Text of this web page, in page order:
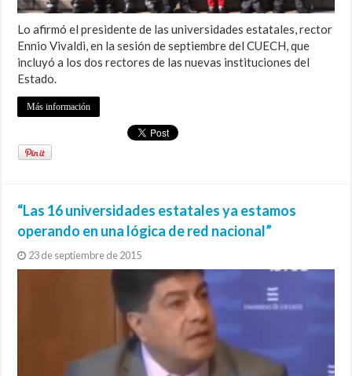
Lo afirmó el presidente de las universidades estatales, rector
Ennio Vivaldi, en la sesión de septiembre del CUECH, que
incluyó a los dos rectores de las nuevas instituciones del
Estado.
Más información
“Las 16 universidades estatales ya estamos
operando en una lógica de red nacional”
23 de septiembre de 2015